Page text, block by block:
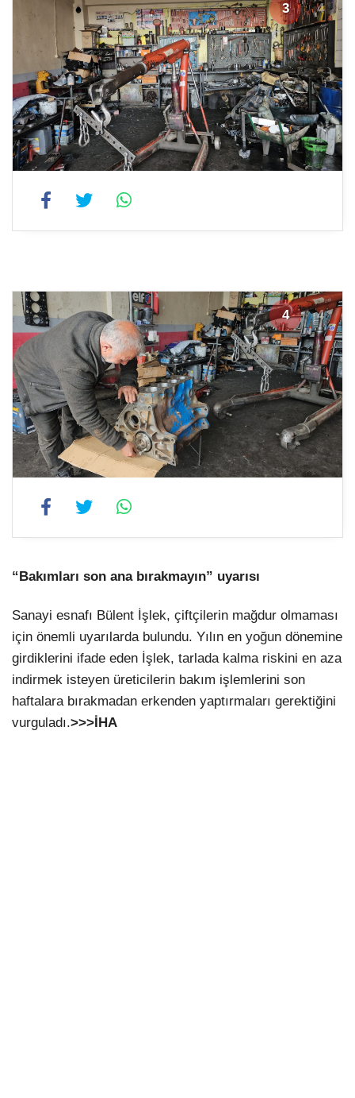
3 4
4 4
“Bakımları son ana bırakmayın” uyarısı
Sanayi esnafı Bülent İşlek, çiftçilerin mağdur olmaması
için önemli uyarılarda bulundu. Yılın en yoğun dönemine
girdiklerini ifade eden İşlek, tarlada kalma riskini en aza
indirmek isteyen üreticilerin bakım işlemlerini son
haftalara bırakmadan erkenden yaptırmaları gerektiğini
vurguladı.>>>İHA